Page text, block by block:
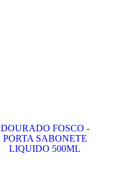
DOURADO FOSCO -
PORTA SABONETE
LIQUIDO 500ML